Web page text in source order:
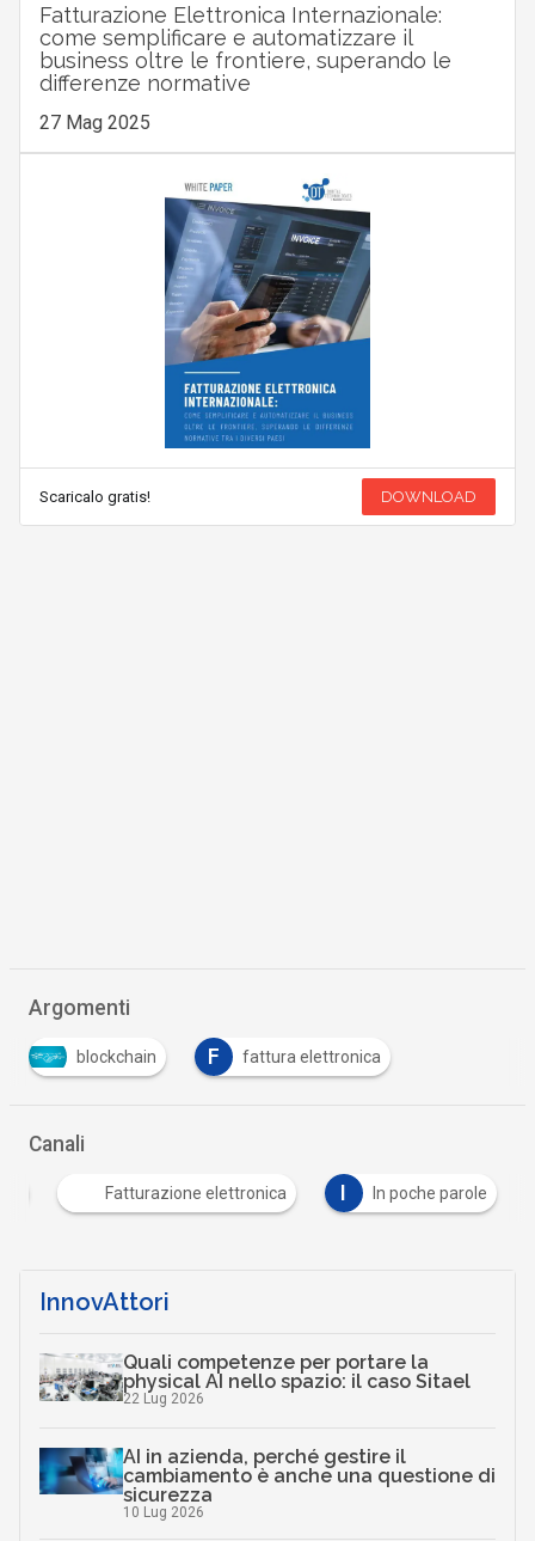
Fatturazione Elettronica Internazionale:
come semplificare e automatizzare il
business oltre le frontiere, superando le
differenze normative
27 Mag 2025
Scaricalo gratis! DOWNLOAD
Argomenti
blockchain F fattura elettronica
Canali
Fatturazione elettronica In poche parole
InnovAttori
Quali competenze per portare la
physical AI nello spazio: il caso Sitael
22 Lug 2026
AI in azienda, perché gestire il
cambiamento è anche una questione di
sicurezza
10 Lug 2026